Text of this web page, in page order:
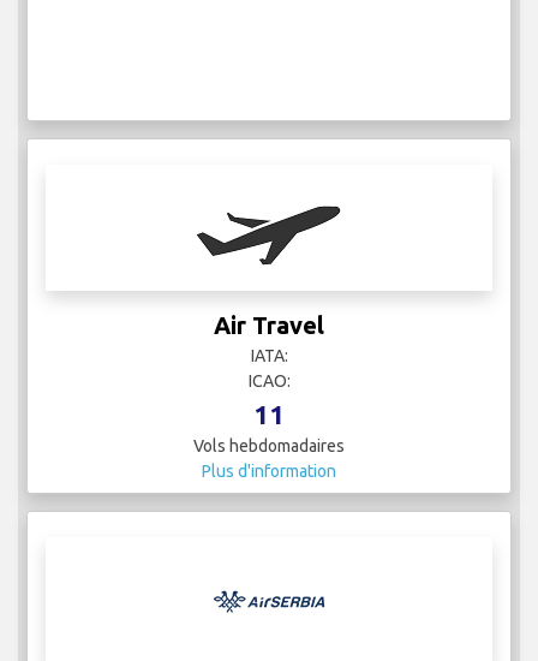
Air Travel
IATA:
ICAO:
11
Vols hebdomadaires
Plus d'information